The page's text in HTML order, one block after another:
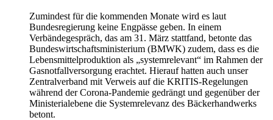
Zumindest für die kommenden Monate wird es laut
Bundesregierung keine Engpässe geben. In einem
Verbändegespräch, das am 31. März stattfand, betonte das
Bundeswirtschaftsministerium (BMWK) zudem, dass es die
Lebensmittelproduktion als „systemrelevant“ im Rahmen der
Gasnotfallversorgung erachtet. Hierauf hatten auch unser
Zentralverband mit Verweis auf die KRITIS-Regelungen
während der Corona-Pandemie gedrängt und gegenüber der
Ministerialebene die Systemrelevanz des Bäckerhandwerks
betont.